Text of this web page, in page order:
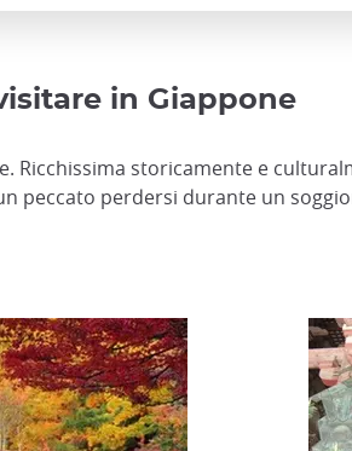
in Giappone
Ricchissima storicamente e
peccato perdersi durante un